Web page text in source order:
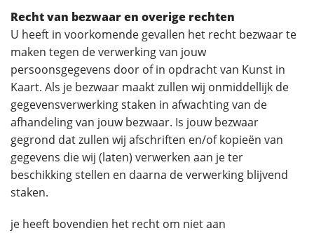
Recht van bezwaar en overige rechten
U heeft in voorkomende gevallen het recht bezwaar te
maken tegen de verwerking van jouw
persoonsgegevens door of in opdracht van Kunst in
Kaart. Als je bezwaar maakt zullen wij onmiddellijk de
gegevensverwerking staken in afwachting van de
afhandeling van jouw bezwaar. Is jouw bezwaar
gegrond dat zullen wij afschriften en/of kopieën van
gegevens die wij (laten) verwerken aan je ter
beschikking stellen en daarna de verwerking blijvend
staken.
je heeft bovendien het recht om niet aan